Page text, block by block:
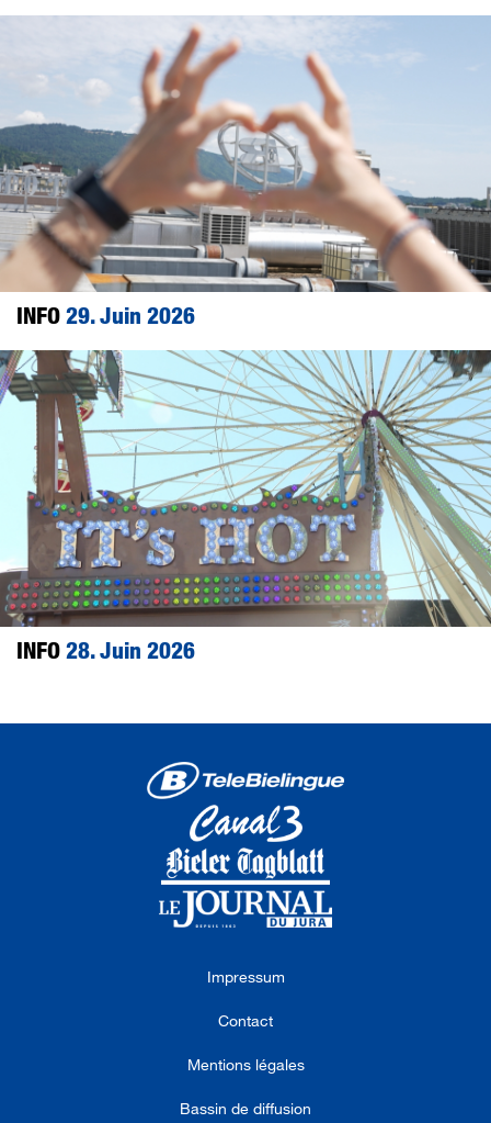
INFO29. Juin 2026
INFO28. Juin 2026
Impressum
Contact
Mentions légales
Bassin de diffusion